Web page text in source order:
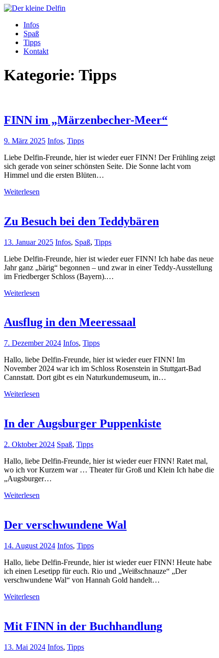
Zum
Der kleine Delfin
Infos
Spaß
Tipps
Kontakt
Kategorie: Tipps
FINN im „Märzenbecher-Meer“
9. März 2025 Infos, Tipps
Liebe Delfin-Freunde, hier ist wieder euer FINN! Der Frühling zeigt
sich gerade von seiner schönsten Seite. Die Sonne lacht vom
Himmel und die ersten Blüten…
Weiterlesen
Zu Besuch bei den Teddybären
13. Januar 2025 Infos, Spaß, Tipps
Liebe Delfin-Freunde, hier ist wieder euer FINN! Ich habe das neue
Jahr ganz „bärig“ begonnen – und zwar in einer Teddy-Ausstellung
im Friedberger Schloss (Bayern).…
Weiterlesen
Ausflug in den Meeressaal
7. Dezember 2024 Infos, Tipps
Hallo, liebe Delfin-Freunde, hier ist wieder euer FINN! Im
November 2024 war ich im Schloss Rosenstein in Stuttgart-Bad
Cannstatt. Dort gibt es ein Naturkundemuseum, in…
Weiterlesen
In der Augsburger Puppenkiste
2. Oktober 2024 Spaß, Tipps
Hallo, liebe Delfin-Freunde, hier ist wieder euer FINN! Ratet mal,
wo ich vor Kurzem war … Theater für Groß und Klein Ich habe die
„Augsburger…
Weiterlesen
Der verschwundene Wal
14. August 2024 Infos, Tipps
Hallo, liebe Delfin-Freunde, hier ist wieder euer FINN! Heute habe
ich einen Lesetipp für euch. Rio und „Weißschnauze“ „Der
verschwundene Wal“ von Hannah Gold handelt…
Weiterlesen
Mit FINN in der Buchhandlung
13. Mai 2024 Infos, Tipps